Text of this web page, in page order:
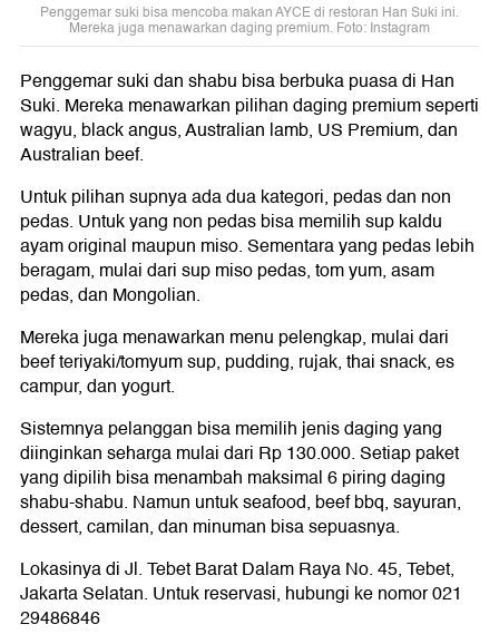
Penggemar suki bisa mencoba makan AYCE di restoran Han Suki ini.
Mereka juga menawarkan daging premium. Foto: Instagram
Penggemar suki dan shabu bisa berbuka puasa di Han
Suki. Mereka menawarkan pilihan daging premium seperti
wagyu, black angus, Australian lamb, US Premium, dan
Australian beef.
Untuk pilihan supnya ada dua kategori, pedas dan non
pedas. Untuk yang non pedas bisa memilih sup kaldu
ayam original maupun miso. Sementara yang pedas lebih
beragam, mulai dari sup miso pedas, tom yum, asam
pedas, dan Mongolian.
Mereka juga menawarkan menu pelengkap, mulai dari
beef teriyaki/tomyum sup, pudding, rujak, thai snack, es
campur, dan yogurt.
Sistemnya pelanggan bisa memilih jenis daging yang
diinginkan seharga mulai dari Rp 130.000. Setiap paket
yang dipilih bisa menambah maksimal 6 piring daging
shabu-shabu. Namun untuk seafood, beef bbq, sayuran,
dessert, camilan, dan minuman bisa sepuasnya.
Lokasinya di Jl. Tebet Barat Dalam Raya No. 45, Tebet,
Jakarta Selatan. Untuk reservasi, hubungi ke nomor 021
29486846